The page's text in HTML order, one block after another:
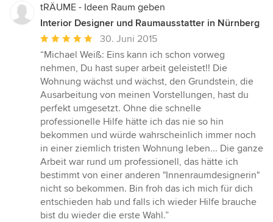
tRÄUME - Ideen Raum geben
Interior Designer und Raumausstatter in Nürnberg
Durchschnittliche
Bewertung:
5
von
5
Sternen
30. Juni 2015
“Michael Weiß: Eins kann ich schon vorweg
nehmen, Du hast super arbeit geleistet!! Die
Wohnung wächst und wächst, den Grundstein, die
Ausarbeitung von meinen Vorstellungen, hast du
perfekt umgesetzt. Ohne die schnelle
professionelle Hilfe hätte ich das nie so hin
bekommen und würde wahrscheinlich immer noch
in einer ziemlich tristen Wohnung leben... Die ganze
Arbeit war rund um professionell, das hätte ich
bestimmt von einer anderen "Innenraumdesignerin"
nicht so bekommen. Bin froh das ich mich für dich
entschieden hab und falls ich wieder Hilfe brauche
bist du wieder die erste Wahl.”